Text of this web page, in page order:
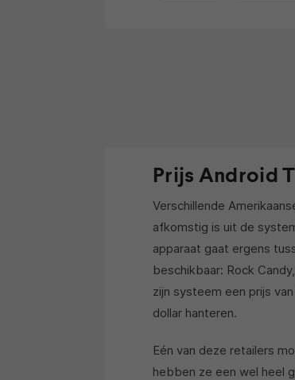
Prijs Android
Verschillende
afkomstig is uit de
apparaat gaat ergens
beschikbaar: Rock
zijn systeem een prijs
dollar hanteren.
Eén van deze retailers
hebben ze een wel heel